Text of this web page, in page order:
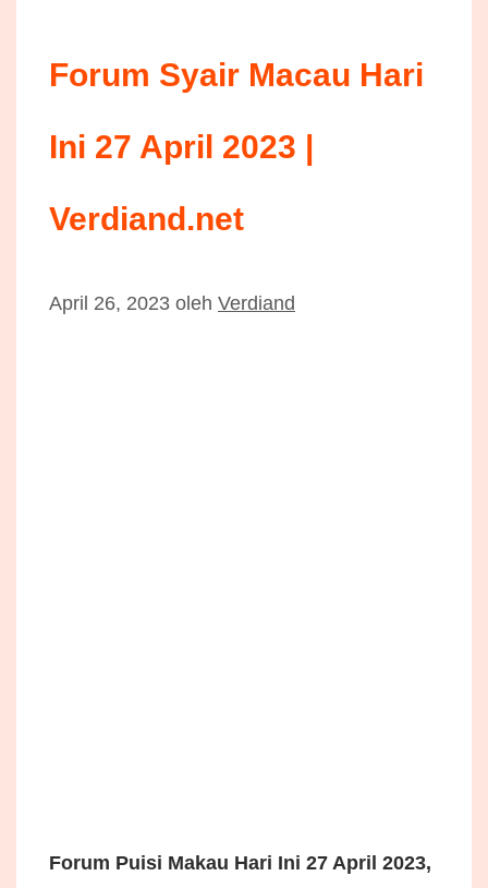
Forum Syair Macau Hari
Ini 27 April 2023 |
Verdiand.net
April 26, 2023 oleh Verdiand
Forum Puisi Makau Hari Ini 27 April 2023,